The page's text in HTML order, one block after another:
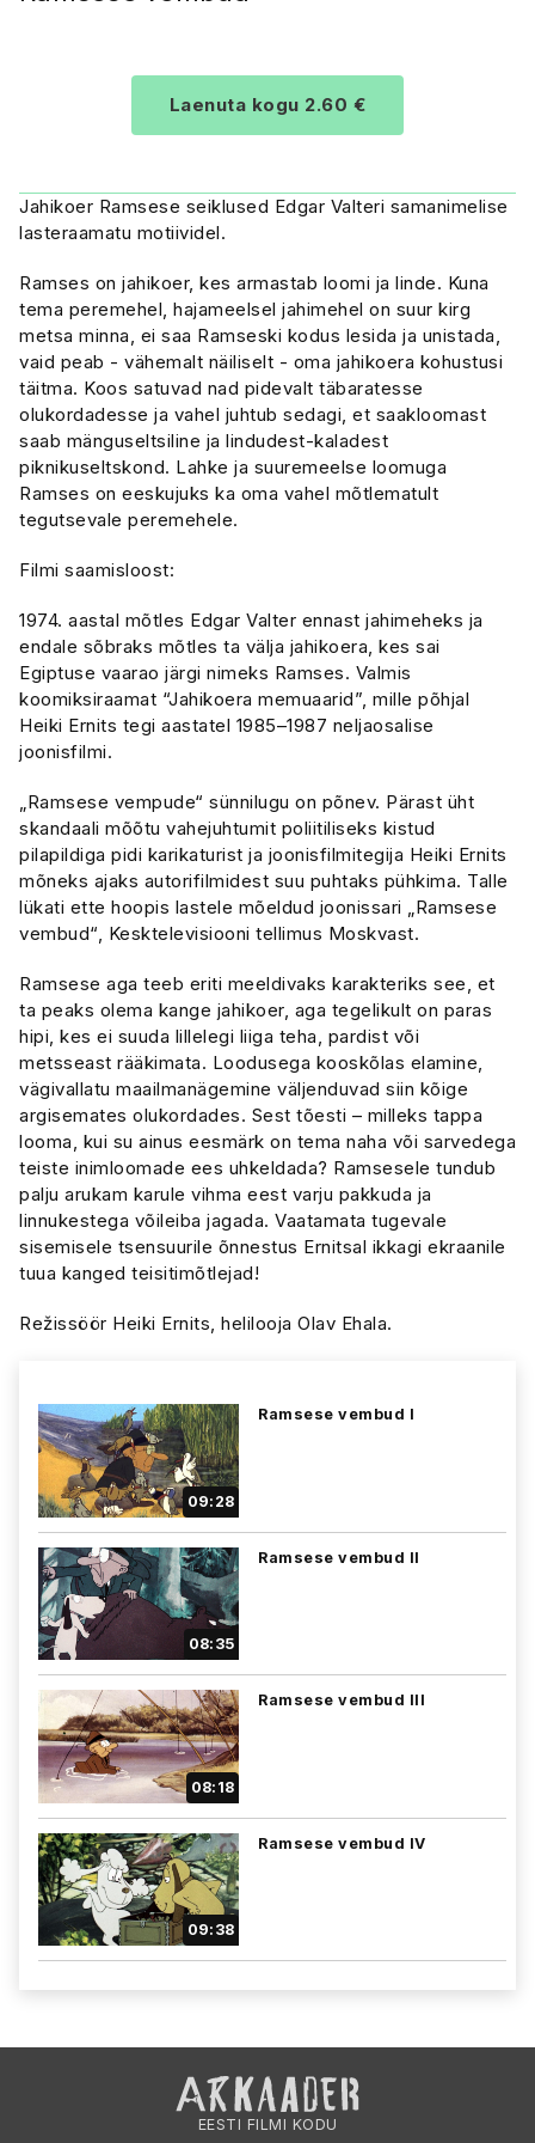
Laenuta kogu 2.60 €
Jahikoer Ramsese seiklused Edgar Valteri samanimelise
lasteraamatu motiividel.
Ramses on jahikoer, kes armastab loomi ja linde. Kuna
tema peremehel, hajameelsel jahimehel on suur kirg
metsa minna, ei saa Ramseski kodus lesida ja unistada,
vaid peab - vähemalt näiliselt - oma jahikoera kohustusi
täitma. Koos satuvad nad pidevalt täbaratesse
olukordadesse ja vahel juhtub sedagi, et saakloomast
saab mänguseltsiline ja lindudest-kaladest
piknikuseltskond. Lahke ja suuremeelse loomuga
Ramses on eeskujuks ka oma vahel mõtlematult
tegutsevale peremehele.
Filmi saamisloost:
1974. aastal mõtles Edgar Valter ennast jahimeheks ja
endale sõbraks mõtles ta välja jahikoera, kes sai
Egiptuse vaarao järgi nimeks Ramses. Valmis
koomiksiraamat “Jahikoera memuaarid”, mille põhjal
Heiki Ernits tegi aastatel 1985–1987 neljaosalise
joonisfilmi.
„Ramsese vempude“ sünnilugu on põnev. Pärast üht
skandaali mõõtu vahejuhtumit poliitiliseks kistud
pilapildiga pidi karikaturist ja joonisfilmitegija Heiki Ernits
mõneks ajaks autorifilmidest suu puhtaks pühkima. Talle
lükati ette hoopis lastele mõeldud joonissari „Ramsese
vembud“, Kesktelevisiooni tellimus Moskvast.
Ramsese aga teeb eriti meeldivaks karakteriks see, et
ta peaks olema kange jahikoer, aga tegelikult on paras
hipi, kes ei suuda lillelegi liiga teha, pardist või
metsseast rääkimata. Loodusega kooskõlas elamine,
vägivallatu maailmanägemine väljenduvad siin kõige
argisemates olukordades. Sest tõesti – milleks tappa
looma, kui su ainus eesmärk on tema naha või sarvedega
teiste inimloomade ees uhkeldada? Ramsesele tundub
palju arukam karule vihma eest varju pakkuda ja
linnukestega võileiba jagada. Vaatamata tugevale
sisemisele tsensuurile õnnestus Ernitsal ikkagi ekraanile
tuua kanged teisitimõtlejad!
Režissöör Heiki Ernits, helilooja Olav Ehala.
09:28
Ramsese vembud I
08:35
Ramsese vembud II
08:18
Ramsese vembud III
09:38
Ramsese vembud IV
EESTI FILMI KODU